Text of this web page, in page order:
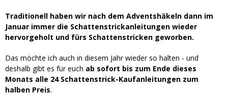
Traditionell haben wir nach dem Adventshäkeln dann im
Januar immer die Schattenstrickanleitungen wieder
hervorgeholt und fürs Schattenstricken geworben.
Das möchte ich auch in diesem Jahr wieder so halten - und
deshalb gibt es für euch ab sofort bis zum Ende dieses
Monats alle 24 Schattenstrick-Kaufanleitungen zum
halben Preis.